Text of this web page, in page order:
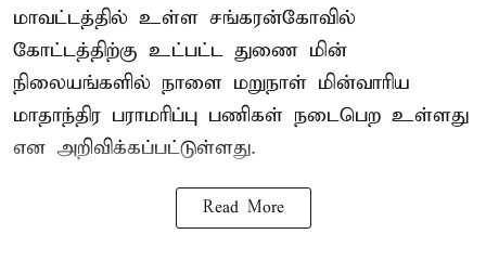
மாவட்டத்தில் உள்ள சங்கரன்கோவில்
கோட்டத்திற்கு உட்பட்ட துணை மின்
நிலையங்களில் நாளை மறுநாள் மின்வாரிய
மாதாந்திர பராமரிப்பு பணிகள் நடைபெற உள்ளது
என அறிவிக்கப்பட்டுள்ளது.
Read More